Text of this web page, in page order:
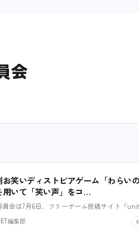
会
笑いディストピアゲーム「わらい
用いて「笑い声」をコ…
会は7月6日、フリーゲーム投稿サイト「
編集部